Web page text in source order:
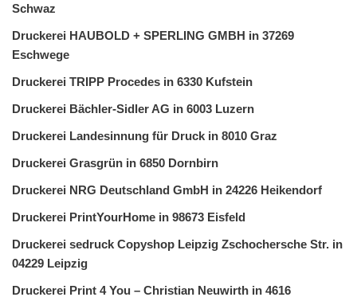
Schwaz
Druckerei HAUBOLD + SPERLING GMBH in 37269
Eschwege
Druckerei TRIPP Procedes in 6330 Kufstein
Druckerei Bächler-Sidler AG in 6003 Luzern
Druckerei Landesinnung für Druck in 8010 Graz
Druckerei Grasgrün in 6850 Dornbirn
Druckerei NRG Deutschland GmbH in 24226 Heikendorf
Druckerei PrintYourHome in 98673 Eisfeld
Druckerei sedruck Copyshop Leipzig Zschochersche Str. in
04229 Leipzig
Druckerei Print 4 You – Christian Neuwirth in 4616